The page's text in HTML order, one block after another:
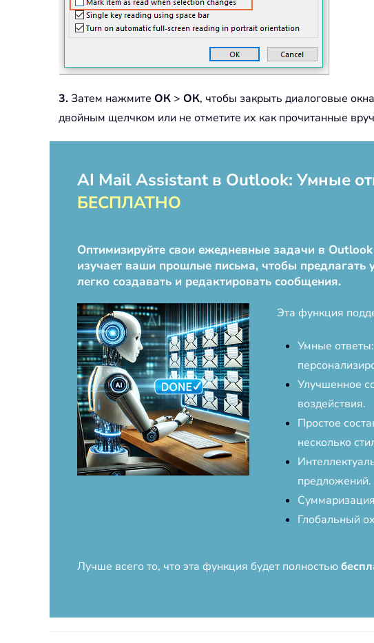
3.Затем нажмите ОК > ОК, чтобы закрыть диалоговые
двойным щелчком или не отметите их как прочитанные
AI Mail Assistant в Outlook: Умные
БЕСПЛАТНО
Оптимизируйте свои ежедневные задачи в
изучает ваши прошлые письма, чтобы
легко создавать и редактировать сообщения.
Эта функция
Умные
Улучшенное
воздействия.
Простое
несколько
предложений.
Глобальный
Лучше всего то, что эта функция будет полностью